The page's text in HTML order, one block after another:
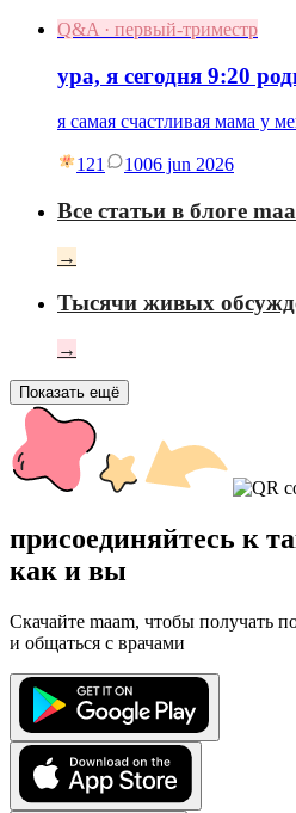
Q&A · первый-триместр
ура, я сегодня 9:20
я самая счастливая мама у
121 1006 jun 2026
Все статьи в блоге
→
Тысячи живых
→
Показать ещё
присоединяйтесь к
как и вы
Скачайте maam, чтобы получать
и общаться с врачами